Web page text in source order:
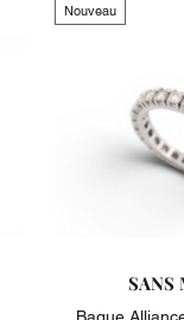
Nouveau
SANS